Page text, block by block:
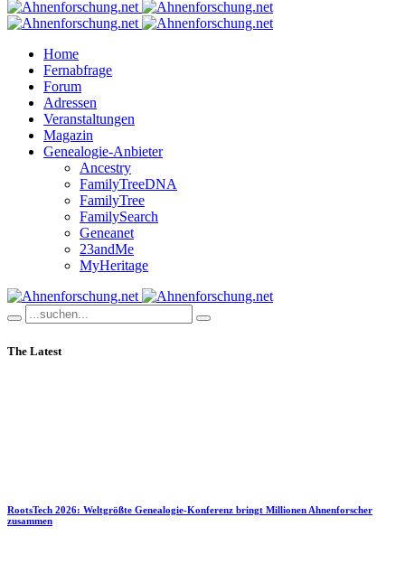
Home
Fernabfrage
Forum
Adressen
Veranstaltungen
Magazin
Genealogie-Anbieter
Ancestry
FamilyTreeDNA
FamilyTree
FamilySearch
Geneanet
23andMe
MyHeritage
The Latest
RootsTech 2026: Weltgrößte Genealogie-Konferenz bringt Millionen Ahnenforscher
zusammen